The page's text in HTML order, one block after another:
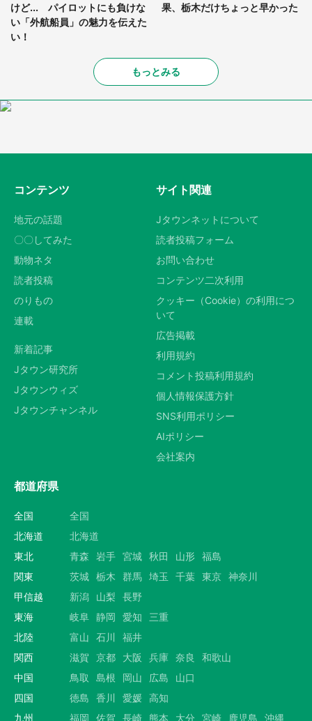
けど... パイロットにも負けな
い「外航船員」の魅力を伝えた
い！
果、栃木だけちょっと早かった
もっとみる
コンテンツ
地元の話題
〇〇してみた
動物ネタ
読者投稿
のりもの
連載
新着記事
Jタウン研究所
Jタウンウィズ
Jタウンチャンネル
サイト関連
Jタウンネットについて
読者投稿フォーム
お問い合わせ
コンテンツ二次利用
クッキー（Cookie）の利用につ
いて
広告掲載
利用規約
コメント投稿利用規約
個人情報保護方針
SNS利用ポリシー
AIポリシー
会社案内
都道府県
全国
全国
北海道
北海道
東北
青森 岩手 宮城 秋田 山形 福島
関東
茨城 栃木 群馬 埼玉 千葉 東京 神奈川
甲信越
新潟 山梨
長野
東海
岐阜 静岡 愛知
三重
北陸
富山 石川
福井
関西
滋賀 京都 大阪 兵庫 奈良
和歌山
中国
鳥取 島根 岡山 広島
山口
四国
徳島 香川 愛媛 高知
九州
福岡 佐賀 長崎 熊本 大分 宮崎 鹿児島 沖縄